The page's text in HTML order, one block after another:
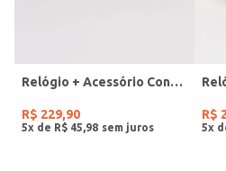
Relógio + Acessório Condor Feminino PRATA
R$ 229,90
5x de R$ 45 98
R$
5x